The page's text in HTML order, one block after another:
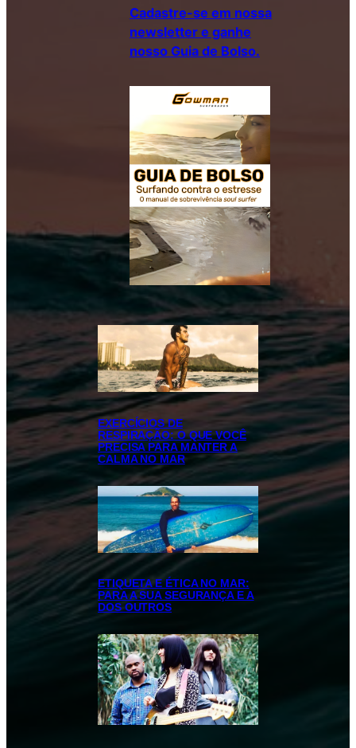
Cadastre-se em nossa
newsletter e ganhe
nosso Guia de Bolso.
EXERCÍCIOS DE
RESPIRAÇÃO: O QUE VOCÊ
PRECISA PARA MANTER A
CALMA NO MAR
ETIQUETA E ÉTICA NO MAR:
PARA A SUA SEGURANÇA E A
DOS OUTROS